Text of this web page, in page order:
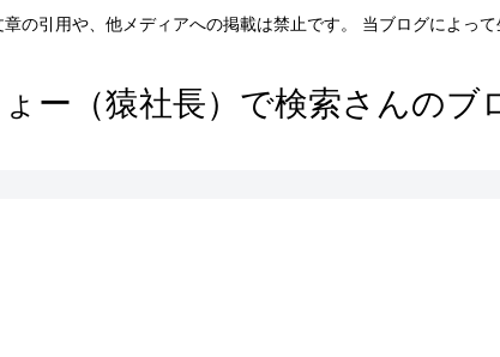
の引用や、他メディアへの掲載は禁止です。 当ブログによっ
ー（猿社長）で検索さんのブ